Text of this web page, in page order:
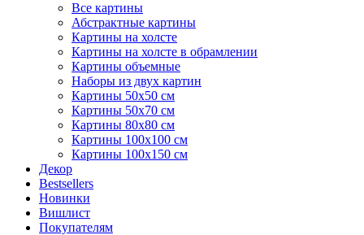
Все картины
Абстрактные картины
Картины на холсте
Картины на холсте в обрамлении
Картины объемные
Наборы из двух картин
Картины 50х50 см
Картины 50х70 см
Картины 80х80 см
Картины 100х100 см
Картины 100х150 см
Декор
Bestsellers
Новинки
Вишлист
Покупателям